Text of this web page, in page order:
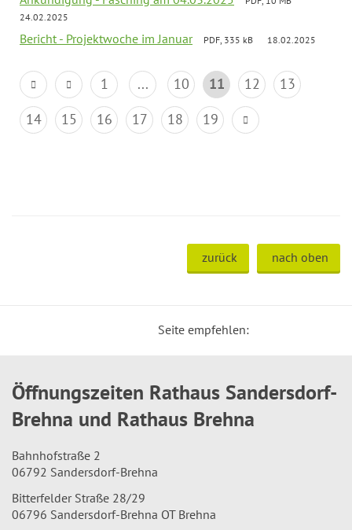
24.02.2025
Bericht - Projektwoche im Januar PDF, 335 kB 18.02.2025
1 ... 10 11 12
13
14
15 16 17 18 19
zurück nach oben
Seite empfehlen:
Öffnungszeiten Rathaus Sandersdorf-
Brehna und Rathaus Brehna
Bahnhofstraße 2
06792 Sandersdorf-Brehna
Bitterfelder Straße 28/29
06796 Sandersdorf-Brehna OT Brehna